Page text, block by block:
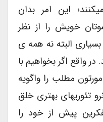
این امر بدان
خویش را از نظر
البته نه همه ی
واقع اگر بخواهیم با
مطلب را واگویه
تئوریهای بهتری خلق
پیش از خود را